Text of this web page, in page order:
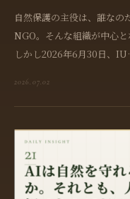
自然保護の主役は、誰なの
NGO。そんな組織が中心と
しかし2026年6月30日、
2026.07.02